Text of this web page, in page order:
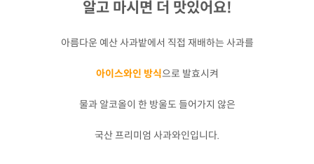
알고 마시면 더 맛있어요!
아름다운 예산 사과밭에서 직접 재배하는 사과를
아이스와인 방식으로 발효시켜
물과 알코올이 한 방울도 들어가지 않은
국산 프리미엄 사과와인입니다.